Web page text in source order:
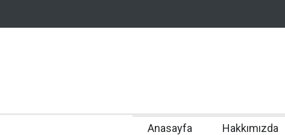
Anasayfa Hakkımızda